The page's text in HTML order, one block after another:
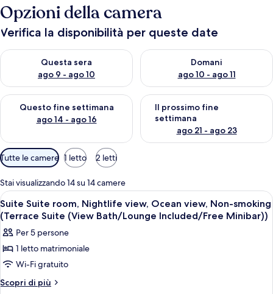
Opzioni della camera
Verifica la disponibilità per queste date
Questa sera
ago 9 - ago 10
Verifica la disponibilità per questa sera, ago 9 - ago 10
Domani
ago 10 - ago 11
Verifica la disponibilità per
Questo fine settimana
ago 14 - ago 16
Verifica la disponibilità per questo fine settimana, ago 14 -
Il prossimo fine
settimana
ago 21 - ago 23
Verifica la disponibilità per il
Filtri
disponibili
per
le
camere
Tutte le camere 1 letto 2 letti
Stai visualizzando 14 su 14 camere
Apri
tutte
le
foto
per
Suite
Suite
Camera d'albergo con un letto
10
Suite Suite room, Nightlife view, Ocean view, Non-smoking
(Terrace Suite (View Bath/Lounge Included/Free Minibar))
Per 5 persone
1 letto matrimoniale
Wi-Fi gratuito
Scopri di più
Altri